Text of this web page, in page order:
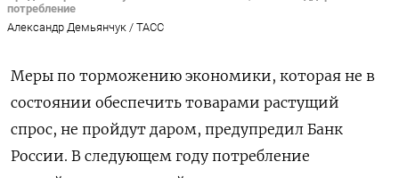
потребление
Александр Демьянчук / ТАСС
Меры по торможению экономики, которая не в
состоянии обеспечить товарами растущий
спрос, не пройдут даром, предупредил Банк
России. В следующем году потребление